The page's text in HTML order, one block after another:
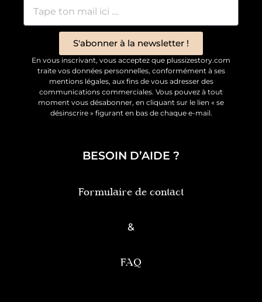
S'abonner à la newsletter !
En vous inscrivant, vous acceptez que plussizestory.com
traite vos données personnelles, conformément à ses
mentions légales, aux fins de vous adresser des
communications commerciales. Vous pouvez à tout
moment vous désabonner, en cliquant sur le lien « se
désinscrire » figurant en bas de chaque e-mail.
BESOIN D’AIDE ?
Formulaire de contact
&
FAQ